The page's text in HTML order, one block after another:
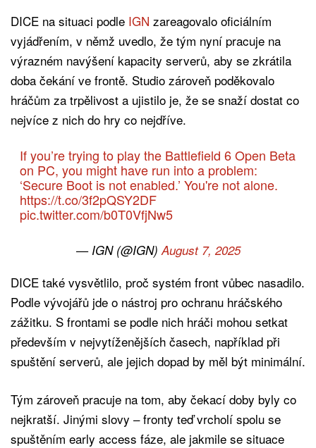
DICE na situaci podle IGN zareagovalo oficiálním
vyjádřením, v němž uvedlo, že tým nyní pracuje na
výrazném navýšení kapacity serverů, aby se zkrátila
doba čekání ve frontě. Studio zároveň poděkovalo
hráčům za trpělivost a ujistilo je, že se snaží dostat co
nejvíce z nich do hry co nejdříve.
If you’re trying to play the Battlefield 6 Open Beta
on PC, you might have run into a problem:
‘Secure Boot is not enabled.’ You're not alone.
https://t.co/3f2pQSY2DF
pic.twitter.com/b0T0VfjNw5
— IGN (@IGN) August 7, 2025
DICE také vysvětlilo, proč systém front vůbec nasadilo.
Podle vývojářů jde o nástroj pro ochranu hráčského
zážitku. S frontami se podle nich hráči mohou setkat
především v nejvytíženějších časech, například při
spuštění serverů, ale jejich dopad by měl být minimální.
Tým zároveň pracuje na tom, aby čekací doby byly co
nejkratší. Jinými slovy – fronty teď vrcholí spolu se
spuštěním early access fáze, ale jakmile se situace